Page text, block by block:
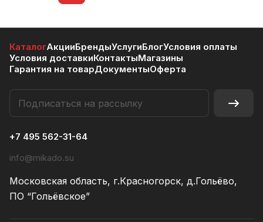
КаталогАкцииБрендыУслугиБлогУсловия оплаты
Условия доставкиКонтактыМагазины
Гарантия на товарДокументыОферта
+7 495 562-31-64
info@mikado.su
Московская область, г.Красногорск, д.Гольёво,
ПО “Гольёвское”